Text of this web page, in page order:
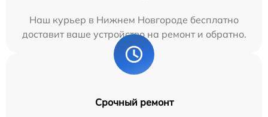
Наш курьер в Нижнем Новгороде бесплатно
доставит ваше устройство на ремонт и обратно.
Срочный ремонт